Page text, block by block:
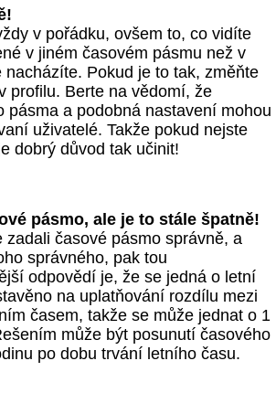
v pořádku, ovšem to, co vidíte
v jiném časovém pásmu než v
nacházíte. Pokud je to tak, změňte
profilu. Berte na vědomí, že
pásma a podobná nastavení mohou
uživatelé. Takže pokud nejste
dobrý důvod tak učinit!
pásmo, ale je to stále špatně!
zadali časové pásmo správně, a
správného, pak tou
odpovědí je, že se jedná o letní
na uplatňování rozdílu mezi
časem, takže se může jednat o 1
může být posunutí časového
po dobu trvání letního času.